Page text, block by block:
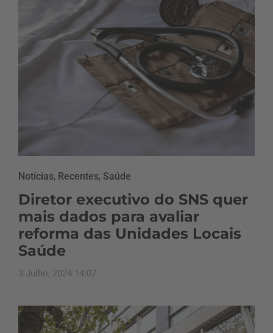
Notícias, Recentes, Saúde
Diretor executivo do SNS quer
mais dados para avaliar
reforma das Unidades Locais
Saúde
3 Julho, 2024 14:07